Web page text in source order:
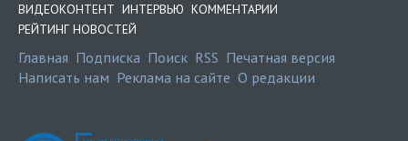
ВИДЕОКОНТЕНТ ИНТЕРВЬЮ КОММЕНТАРИИ
РЕЙТИНГ НОВОСТЕЙ
Главная Подписка Поиск RSS Печатная версия
Написать нам Реклама на сайте О редакции